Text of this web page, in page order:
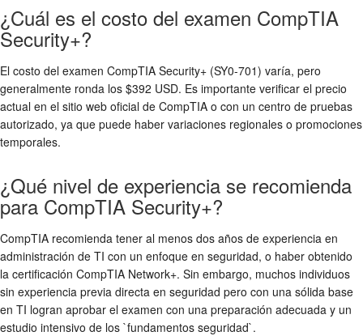
¿Cuál es el costo del examen CompTIA
Security+?
El costo del examen CompTIA Security+ (SY0-701) varía, pero
generalmente ronda los $392 USD. Es importante verificar el precio
actual en el sitio web oficial de CompTIA o con un centro de pruebas
autorizado, ya que puede haber variaciones regionales o promociones
temporales.
¿Qué nivel de experiencia se recomienda
para CompTIA Security+?
CompTIA recomienda tener al menos dos años de experiencia en
administración de TI con un enfoque en seguridad, o haber obtenido
la certificación CompTIA Network+. Sin embargo, muchos individuos
sin experiencia previa directa en seguridad pero con una sólida base
en TI logran aprobar el examen con una preparación adecuada y un
estudio intensivo de los `fundamentos seguridad`.